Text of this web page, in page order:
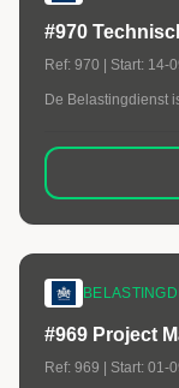
#970
Ref: 970 | Start: 14-
De Belastingdienst
#969 Project
Ref: 969 | Start: 01-